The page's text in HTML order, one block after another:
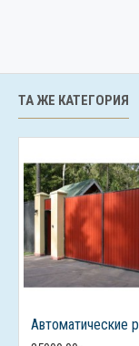
ТА ЖЕ КАТЕГОРИЯ